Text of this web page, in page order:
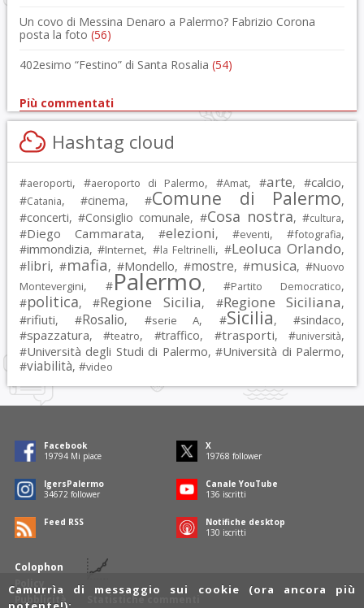
Un covo di Messina Denaro a Palermo? Fabrizio Corona
posta la foto (56)
402esimo “Festino” di Santa Rosalia (54)
Più commentati
Hashtag cloud
#aeroporti, #aeroporto di Palermo, #Amat, #arte, #calcio,
#Catania, #cinema, #Comune di Palermo,
#concerti, #Consiglio comunale, #Cosa nostra, #cultura,
#Diego Cammarata, #elezioni, #eventi, #fotografia,
#immondizia, #Internet, #la Feltrinelli, #Leoluca Orlando,
#libri, #mafia, #Mondello, #mostre, #musica, #Nuovo
Montevergini, #Palermo, #Partito Democratico,
#politica, #Regione Sicilia, #Regione Siciliana,
#rifiuti, #Rosalio, #serie A, #Sicilia, #sindaco,
#spazzatura, #teatro, #traffico, #trasporti, #università,
#Università degli Studi di Palermo, #Università di Palermo,
#viabilità, #video
Colophon
Policy
Pubblicità
Statistiche commenti
Facebook
19794Mi piace
X
19768 follower
IgersPalermo
34672 follower
Canale YouTube
136 iscritti
Feed RSS
Notifiche desktop
130 iscritti
Camurrìa di messaggio sui cookie (ora ancora più